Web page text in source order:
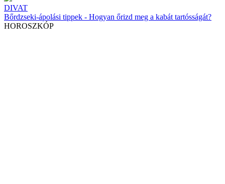
DIVAT
Bőrdzseki-ápolási tippek - Hogyan őrizd meg a kabát tartósságát?
HOROSZKÓP